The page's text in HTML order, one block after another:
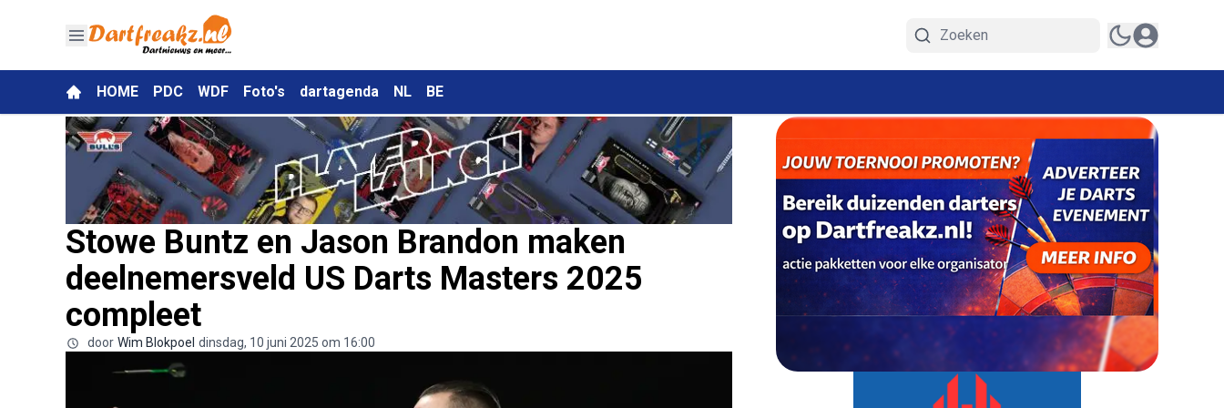
HOME PDC WDF Foto's dartagenda NL BE
Stowe Buntz en Jason Brandon maken
deelnemersveld US Darts Masters 2025
compleet
door Wim Blokpoel dinsdag, 10 juni 2025 om 16:00